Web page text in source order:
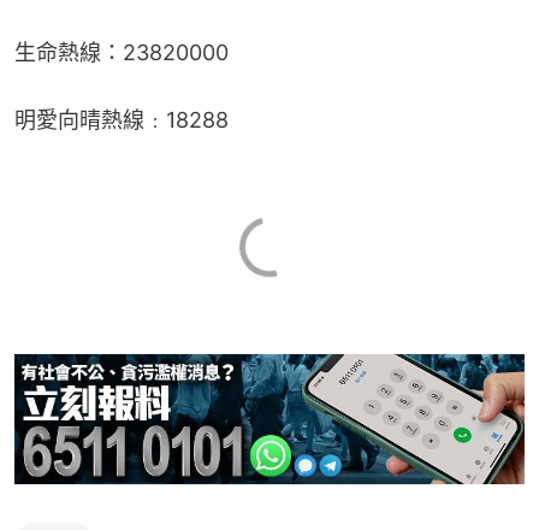
生命熱線：23820000
明愛向晴熱線﹕18288